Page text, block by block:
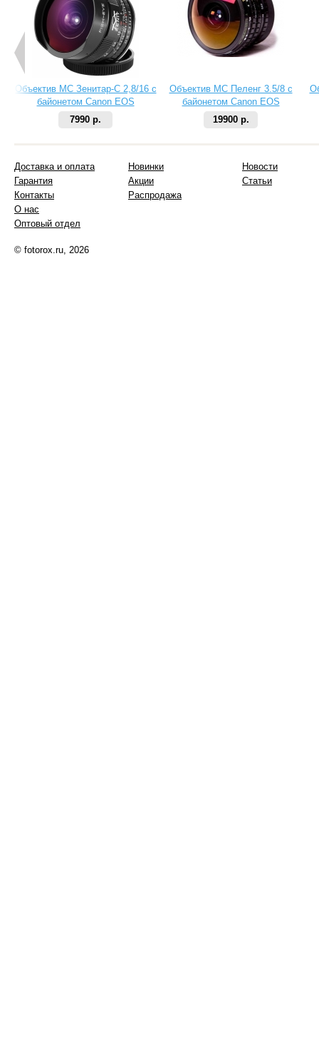
Объектив МС Зенитар-C 2,8/16 с
байонетом Canon EOS
7990 р.
Объектив МС Пеленг 3.5/8 с
байонетом Canon EOS
19900 р.
Доставка и оплата
Гарантия
Контакты
О нас
Оптовый отдел
Новинки
Акции
Распродажа
Новости
Статьи
© fotorox.ru, 2026